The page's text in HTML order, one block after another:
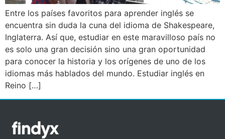
Entre los países favoritos para aprender inglés se
encuentra sin duda la cuna del idioma de Shakespeare,
Inglaterra. Así que, estudiar en este maravilloso país no
es solo una gran decisión sino una gran oportunidad
para conocer la historia y los orígenes de uno de los
idiomas más hablados del mundo. Estudiar inglés en
Reino […]